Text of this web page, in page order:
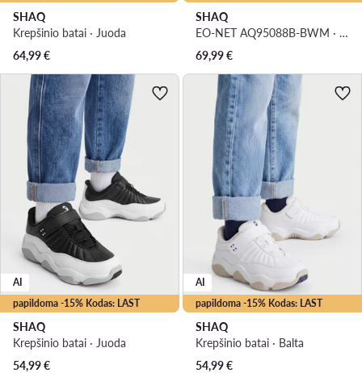
SHAQ
Krepšinio batai · Juoda
64,99€
SHAQ
EO-NET AQ95088B-BWM · Krepšinio batai
69,99€
papildoma -15% Kodas: LAST
AI
SHAQ
Krepšinio batai · Juoda
54,99€
papildoma -15% Kodas: LAST
AI
SHAQ
Krepšinio batai · Balta
54,99€